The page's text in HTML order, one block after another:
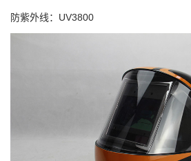
防紫外线：UV3800